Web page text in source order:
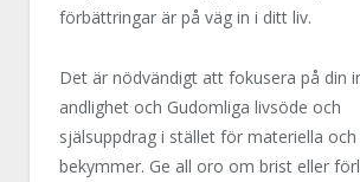
förbättringar är på väg in i ditt liv.
Det är nödvändigt att fokusera på din
andlighet och Gudomliga livsöde och
själsuppdrag i stället för materiella
bekymmer. Ge all oro om brist eller